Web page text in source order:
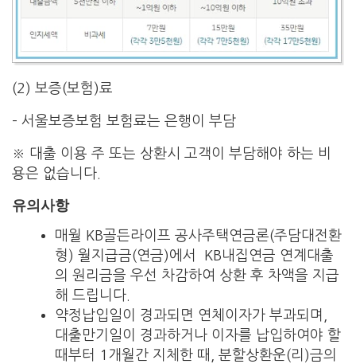
(2) 보증(보험)료
– 서울보증보험 보험료는 은행이 부담
※ 대출 이용 주 또는 상환시 고객이 부담해야 하는 비
용은 없습니다.
유의사항
매월 KB골든라이프 공사주택연금론(주담대전환
형) 월지급금(연금)에서 KB내집연금 연계대출
의 원리금을 우선 차감하여 상환 후 차액을 지급
해 드립니다.
약정납입일이 경과되면 연체이자가 부과되며,
대출만기일이 경과하거나 이자를 납입하여야 할
때부터 1개월간 지체한 때, 분할상환운(리)금의